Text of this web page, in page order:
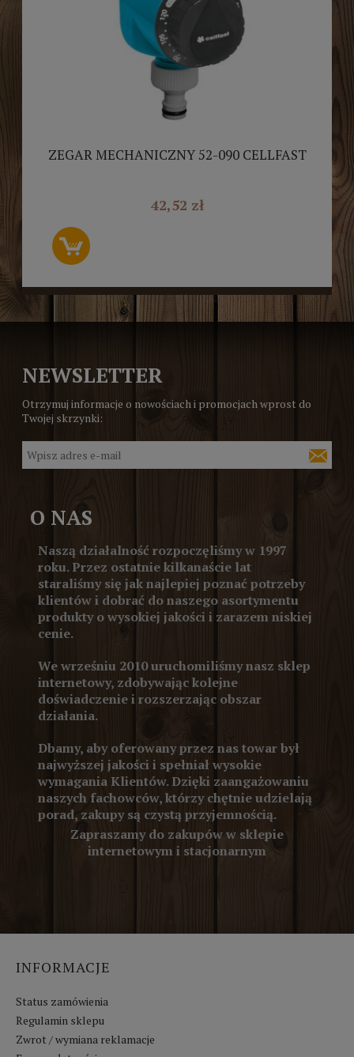
ZEGAR MECHANICZNY 52-090 CELLFAST
42,52 zł
NEWSLETTER
Otrzymuj informacje o nowościach i promocjach wprost do
Twojej skrzynki:
O NAS
Naszą działalność rozpoczęliśmy w 1997
roku. Przez ostatnie kilkanaście lat
staraliśmy się jak najlepiej poznać potrzeby
klientów i dobrać do naszego asortymentu
produkty o wysokiej jakości i zarazem niskiej
cenie.
We wrześniu 2010 uruchomiliśmy nasz sklep
internetowy, zdobywając kolejne
doświadczenie i rozszerzając obszar
działania.
Dbamy, aby oferowany przez nas towar był
najwyższej jakości i spełniał wysokie
wymagania Klientów. Dzięki zaangażowaniu
naszych fachowców, którzy chętnie udzielają
porad, zakupy są czystą przyjemnością.
Zapraszamy do zakupów w sklepie
internetowym i stacjonarnym
INFORMACJE
Status zamówienia
Regulamin sklepu
Zwrot / wymiana reklamacje